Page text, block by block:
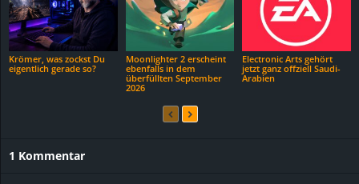
Krömer, was zockst Du
eigentlich gerade so?
Moonlighter 2 erscheint
ebenfalls in dem
überfüllten September
2026
Electronic Arts gehört
jetzt ganz offziell Saudi-
Arabien
1 Kommentar